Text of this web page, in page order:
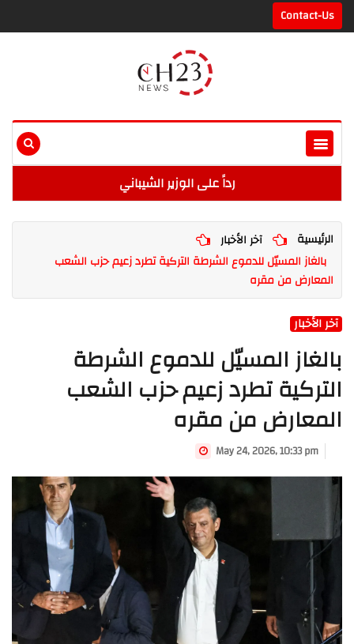
Contact-Us
رداً على الوزير الشيباني
الرئيسية
آخر الأخبار
بالغاز المسيّل للدموع الشرطة التركية تطرد زعيم حزب الشعب
المعارض من مقره
آخر الأخبار
بالغاز المسيّل للدموع الشرطة
التركية تطرد زعيم حزب الشعب
المعارض من مقره
May 24, 2026, 10:33 pm